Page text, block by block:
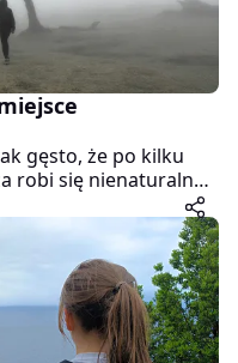
gęsto, że po kilku
robi się nienaturalna,
postacie, które
Fanal na Maderze
turystyczna.
I właśnie dlatego